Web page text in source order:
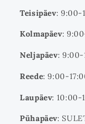
Teisipäev: 9:00-
Kolmapäev:
Neljapäev: 9:00-
Reede: 9:00-
Laupäev: 10:00-
Pühapäev: